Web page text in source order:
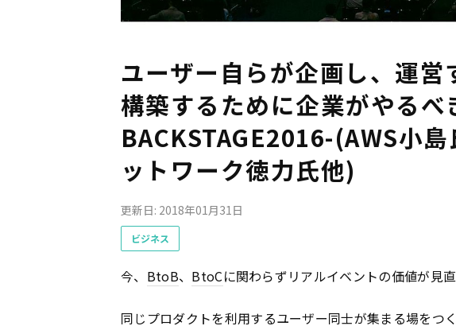
ユーザー自らが企画し、運営
構築するために企業がやるべ
BACKSTAGE2016-(AWS小
ットワーク徳力氏他)
更新日: 2018年01月31日
ビジネス
今、 BtoB、 BtoCに関わらずリアルイベントの価値が見直
同じプロダクトを利用するユーザー同士が集まる場をつ